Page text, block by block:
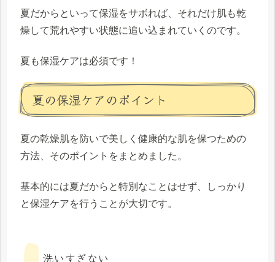
夏だからといって保湿をサボれば、それだけ肌も乾
燥して荒れやすい状態に追い込まれていくのです。
夏も保湿ケアは必須です！
夏の保湿ケアのポイント
夏の乾燥肌を防いで美しく健康的な肌を保つための
方法、そのポイントをまとめました。
基本的には夏だからと特別なことはせず、しっかり
と保湿ケアを行うことが大切です。
洗いすぎない